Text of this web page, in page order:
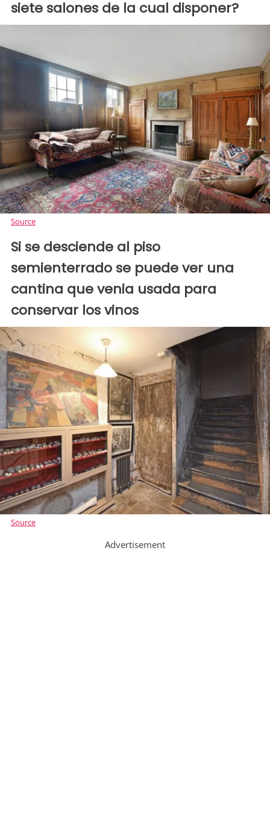
siete salones de la cual disponer?
Source
Si se desciende al piso
semienterrado se puede ver una
cantina que venia usada para
conservar los vinos
Source
Advertisement